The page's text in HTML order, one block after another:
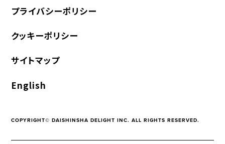
プライバシーポリシー
クッキーポリシー
サイトマップ
English
COPYRIGHT© DAISHINSHA DELIGHT INC. ALL RIGHTS RESERVED.